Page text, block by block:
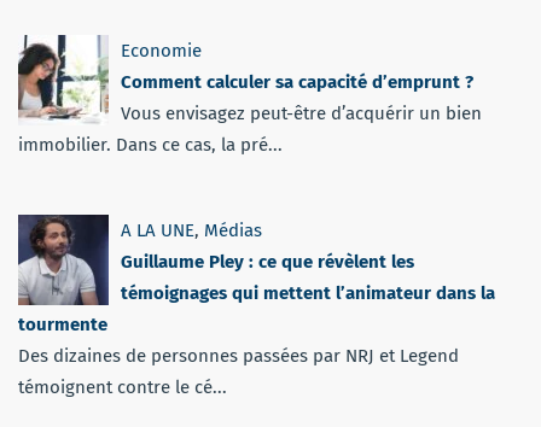
Economie
Comment calculer sa capacité d’emprunt ?
Vous envisagez peut-être d’acquérir un bien
immobilier. Dans ce cas, la pré...
A LA UNE, Médias
Guillaume Pley : ce que révèlent les
témoignages qui mettent l’animateur dans la
tourmente
Des dizaines de personnes passées par NRJ et Legend
témoignent contre le cé...